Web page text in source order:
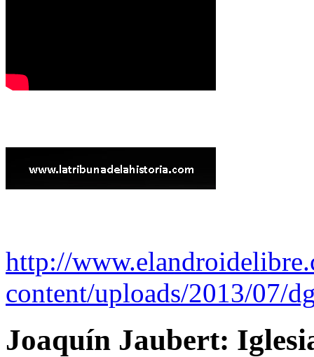
http://
content/uploads/2013/07/
Joaquín Jaubert: